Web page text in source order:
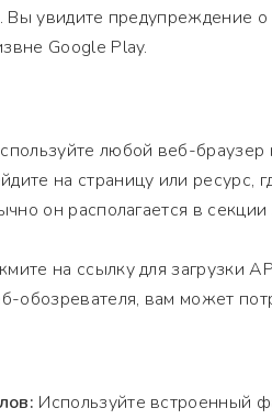
Вы увидите предупреждение
Google Play.
любой веб-браузер
на страницу или ресурс,
он располагается в
на ссылку для загрузки
обозревателя, вам может
Используйте встроенный